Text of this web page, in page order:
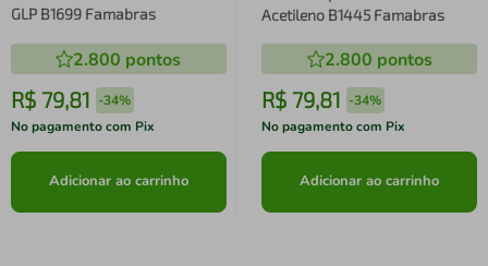
GLP B1699 Famabras
2.800 pontos
R$ 79,81 -34%
No pagamento com Pix
Adicionar ao carrinho
Acetileno B1445 Famabras
2.800 pontos
R$ 79,81 -34%
No pagamento com Pix
Adicionar ao carrinho